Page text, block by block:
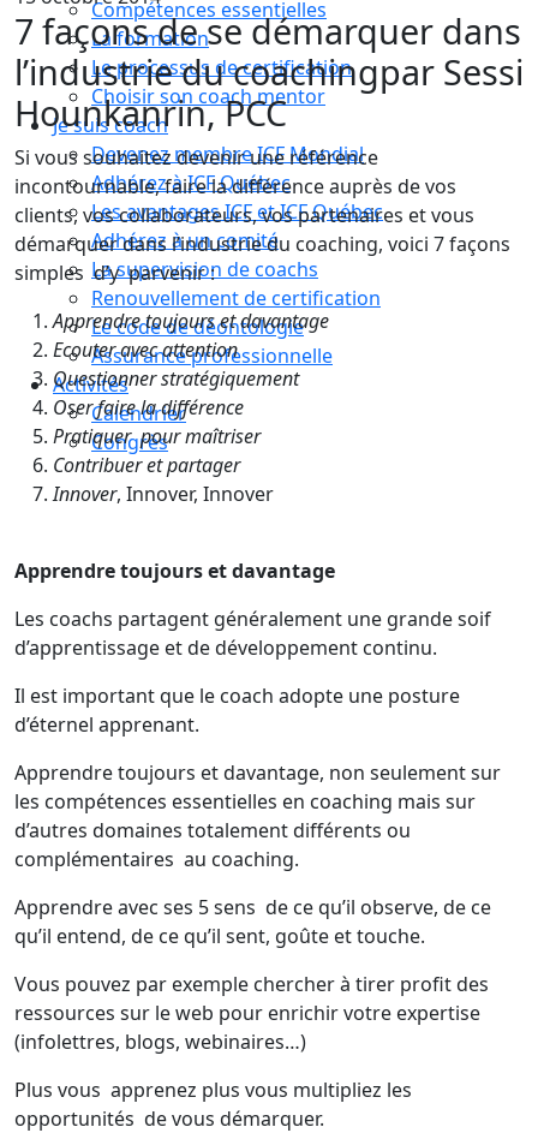
Compétences essentielles
La formation
Le processus de certification
Choisir son coach mentor
Je suis coach
Devenez membre ICF Mondial
Adhérez à ICF Québec
Les avantages ICF et ICF Québec
Adhérez à un comité
La supervision de coachs
Renouvellement de certification
Le code de déontologie
Assurance professionnelle
Activités
Calendrier
Congrès
7 façons de se démarquer dans
l’industrie du coachingpar Sessi
Hounkanrin, PCC
Si vous souhaitez devenir une référence
incontournable, faire la différence auprès de vos
clients, vos collaborateurs, vos partenaires et vous
démarquer dans l’industrie du coaching, voici 7 façons
simples d’y parvenir :
Apprendre toujours et davantage
Ecouter avec attention
Questionner stratégiquement
Oser faire la différence
Pratiquer pour maîtriser
Contribuer et partager
Innover, Innover, Innover
Apprendre toujours et davantage
Les coachs partagent généralement une grande soif
d’apprentissage et de développement continu.
Il est important que le coach adopte une posture
d’éternel apprenant.
Apprendre toujours et davantage, non seulement sur
les compétences essentielles en coaching mais sur
d’autres domaines totalement différents ou
complémentaires au coaching.
Apprendre avec ses 5 sens de ce qu’il observe, de ce
qu’il entend, de ce qu’il sent, goûte et touche.
Vous pouvez par exemple chercher à tirer profit des
ressources sur le web pour enrichir votre expertise
(infolettres, blogs, webinaires…)
Plus vous apprenez plus vous multipliez les
opportunités de vous démarquer.